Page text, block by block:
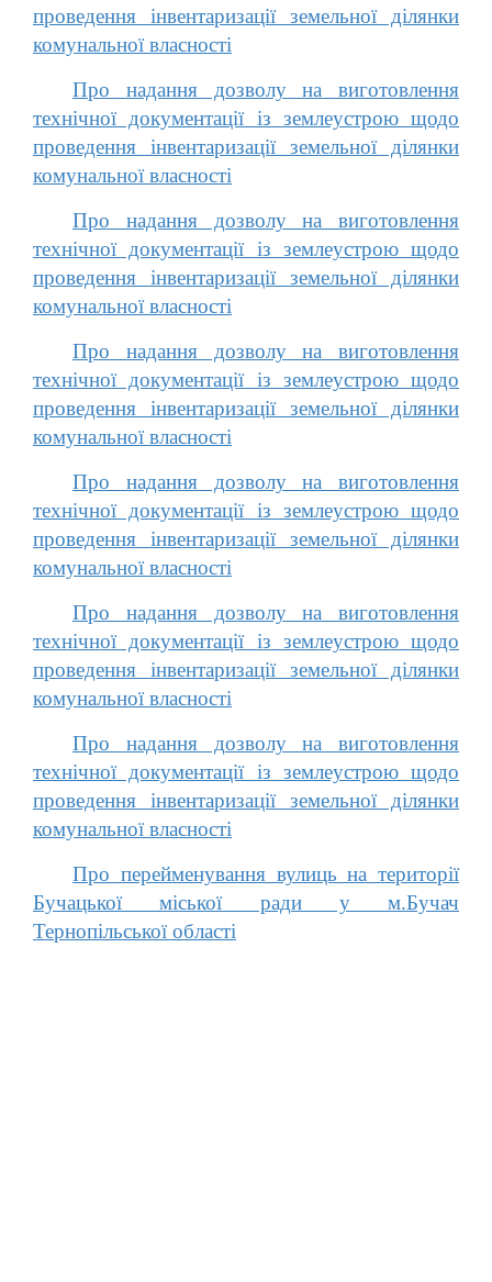
проведення інвентаризації земельної ділянки
комунальної власності
Про надання дозволу на виготовлення
технічної документації із землеустрою щодо
проведення інвентаризації земельної ділянки
комунальної власності
Про надання дозволу на виготовлення
технічної документації із землеустрою щодо
проведення інвентаризації земельної ділянки
комунальної власності
Про надання дозволу на виготовлення
технічної документації із землеустрою щодо
проведення інвентаризації земельної ділянки
комунальної власності
Про надання дозволу на виготовлення
технічної документації із землеустрою щодо
проведення інвентаризації земельної ділянки
комунальної власності
Про надання дозволу на виготовлення
технічної документації із землеустрою щодо
проведення інвентаризації земельної ділянки
комунальної власності
Про надання дозволу на виготовлення
технічної документації із землеустрою щодо
проведення інвентаризації земельної ділянки
комунальної власності
Про перейменування вулиць на території
Бучацької міської ради у м.Бучач
Тернопільської області